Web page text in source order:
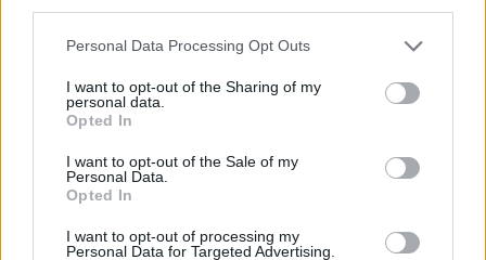
Personal Data Processing Opt Outs
I want to opt-out of the Sharing of my
personal data.
Opted In
I want to opt-out of the Sale of my
Personal Data.
Opted In
I want to opt-out of processing my
Personal Data for Targeted Advertising.
Légi Szállítási Szövetség vezetője.
érkezése körül végzett kutatások arra a következtetésre
jutottak, hogy az utazás akadályozása nem változtatott a
nappal késleltették a fertőzési csúcs kialakulását. Ha a
világ bármely részén megjelenik egy új variáns, ugyanez a